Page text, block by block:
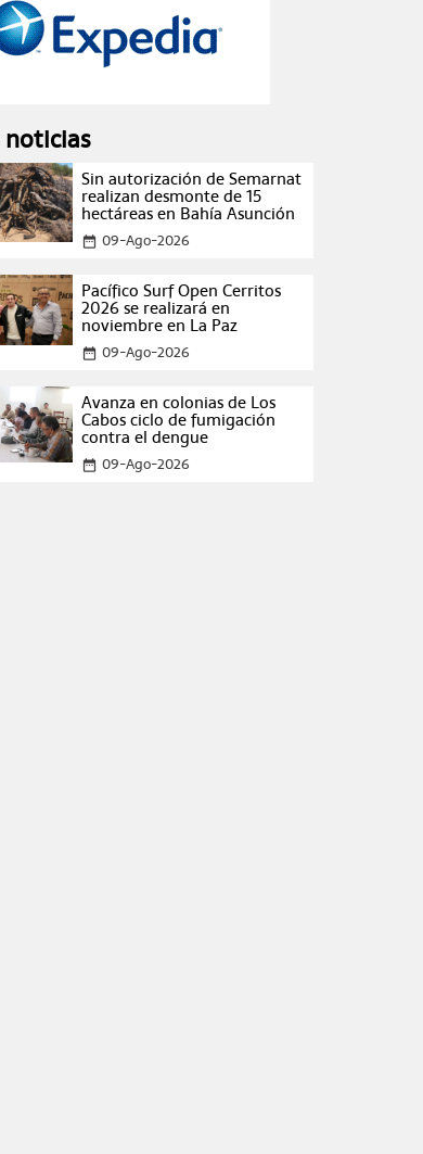
noticias
Sin autorización de Semarnat
realizan desmonte de 15
hectáreas en Bahía Asunción
date_range 09-Ago-2026
Pacífico Surf Open Cerritos
2026 se realizará en
noviembre en La Paz
date_range 09-Ago-2026
Avanza en colonias de Los
Cabos ciclo de fumigación
contra el dengue
date_range 09-Ago-2026